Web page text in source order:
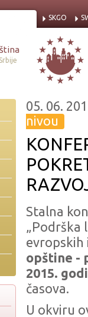
SKGO
05. 06.
nivou
Stalna
„Podrška
opštine -
2015.
časova.
U okviru